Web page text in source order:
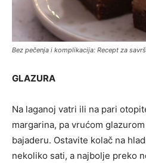
Bez pečenja i komplikacija: Recept za
GLAZURA
Na laganoj vatri ili na pari
margarina, pa vrućom
bajaderu. Ostavite kolač na
nekoliko sati, a najbolje preko